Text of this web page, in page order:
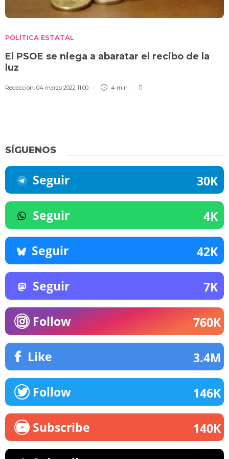
POLÍTICA ESTATAL
El PSOE se niega a abaratar el recibo de la
luz
Redaccion 04 marzo 2022 11:00 4 min
SÍGUENOS
Seguir 30K
Seguir 4K
Seguir 42K
Seguir 7K
Follow 760K
Like 3.4M
Follow 146K
Subscribe 140K